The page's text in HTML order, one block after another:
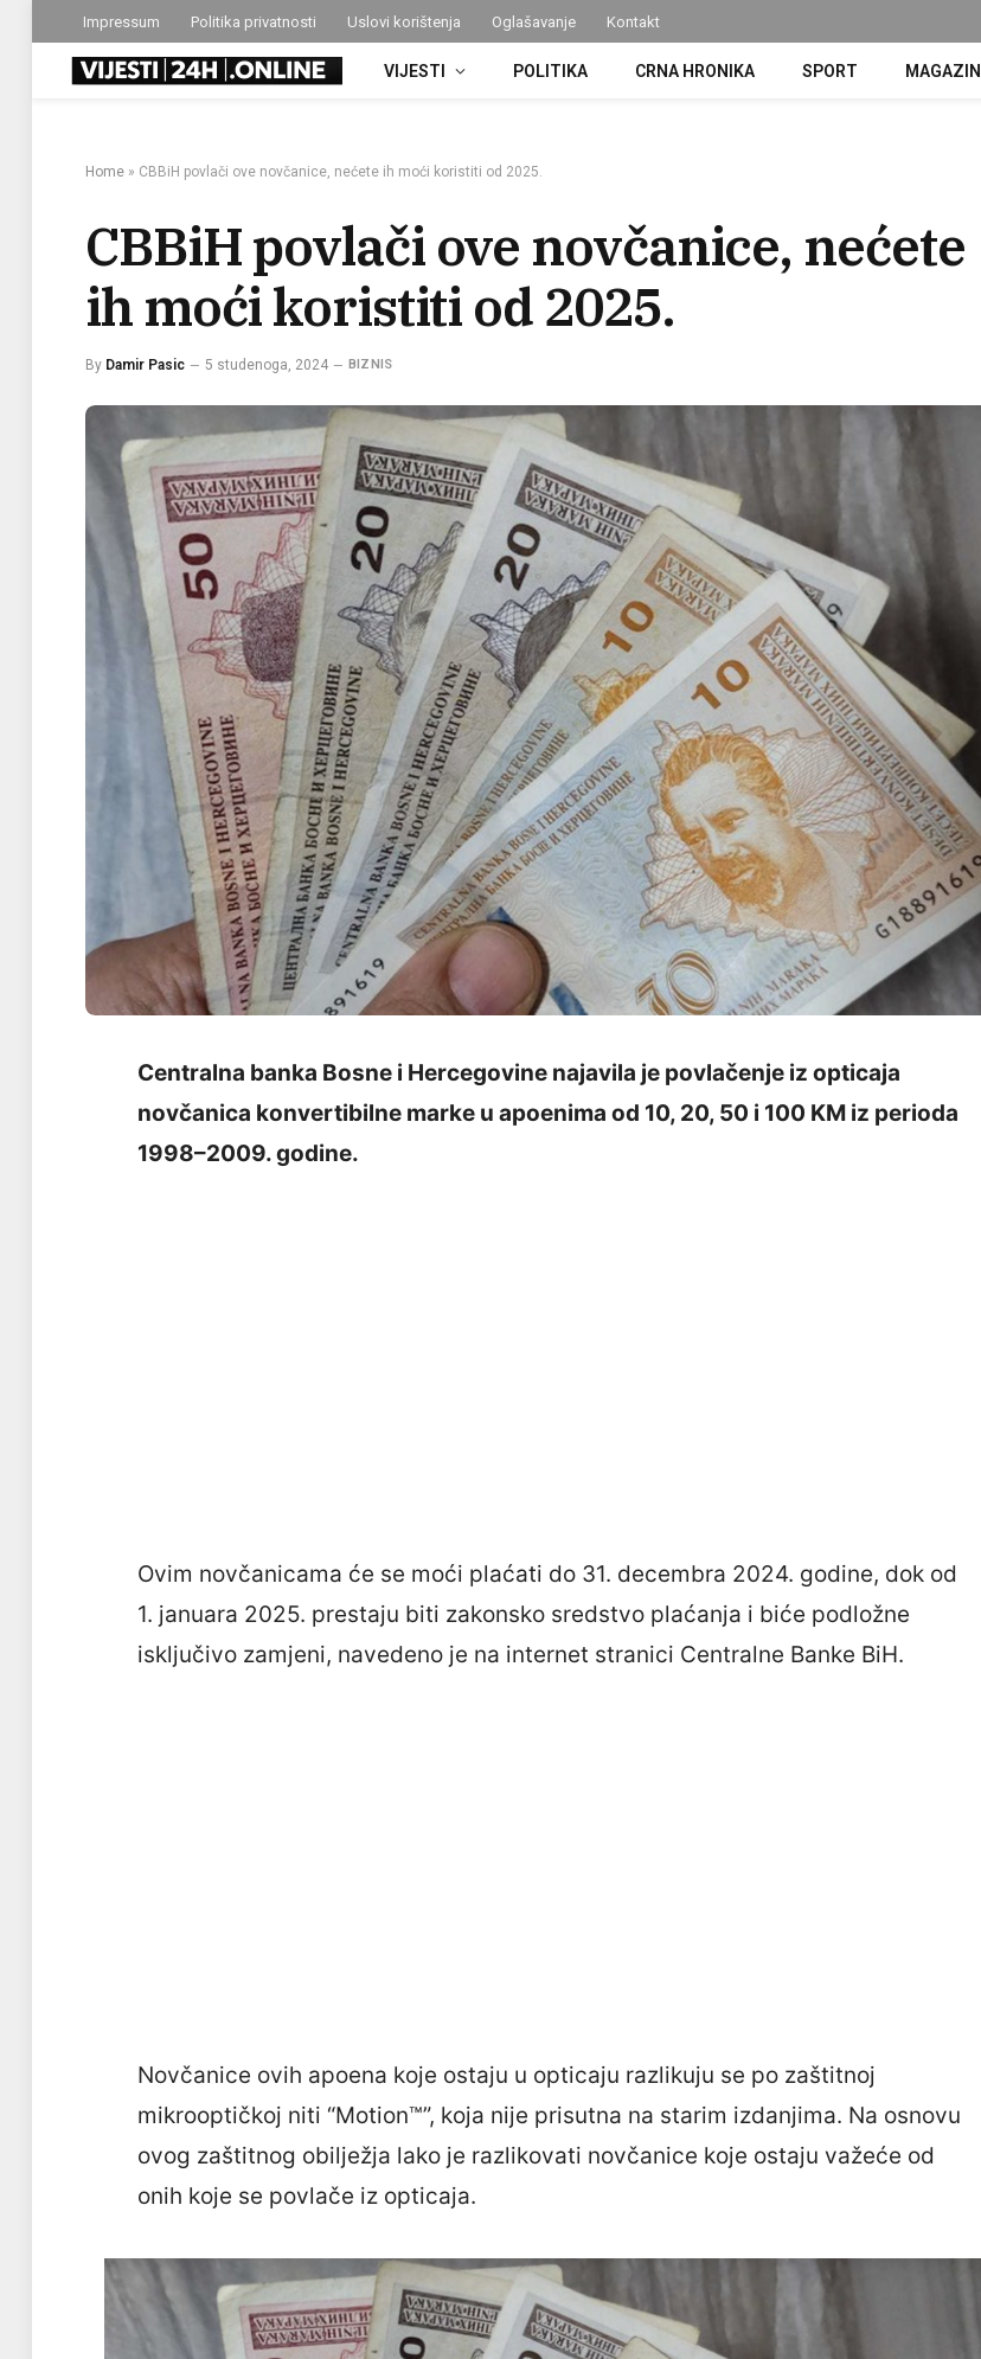
Impressum Politika privatnosti Uslovi korištenja Oglašavanje Kontakt
VIJESTI POLITIKA CRNA HRONIKA SPORT MAGAZIN
Home » CBBiH povlači ove novčanice, nećete ih moći koristiti od 2025.
CBBiH povlači ove novčanice, nećete
ih moći koristiti od 2025.
By Damir Pasic 5 studenoga, 2024 BIZNIS
Centralna banka Bosne i Hercegovine najavila je povlačenje iz opticaja
novčanica konvertibilne marke u apoenima od 10, 20, 50 i 100 KM iz perioda
1998–2009. godine.
Ovim novčanicama će se moći plaćati do 31. decembra 2024. godine, dok od
1. januara 2025. prestaju biti zakonsko sredstvo plaćanja i biće podložne
isključivo zamjeni, navedeno je na internet stranici Centralne Banke BiH.
Novčanice ovih apoena koje ostaju u opticaju razlikuju se po zaštitnoj
mikrooptičkoj niti “Motion™”, koja nije prisutna na starim izdanjima. Na osnovu
ovog zaštitnog obilježja lako je razlikovati novčanice koje ostaju važeće od
onih koje se povlače iz opticaja.